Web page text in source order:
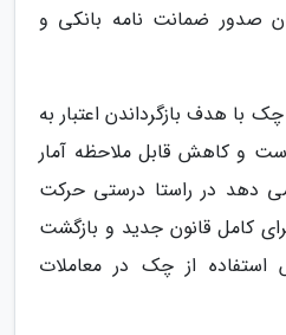
صدور ضمانت نامه بانکی و
با هدف بازگرداندن اعتبار به
و کاهش قابل ملاحظه آمار
دهد در راستا درستی حرکت
کامل قانون جدید و بازگشت
استفاده از چک در معاملات